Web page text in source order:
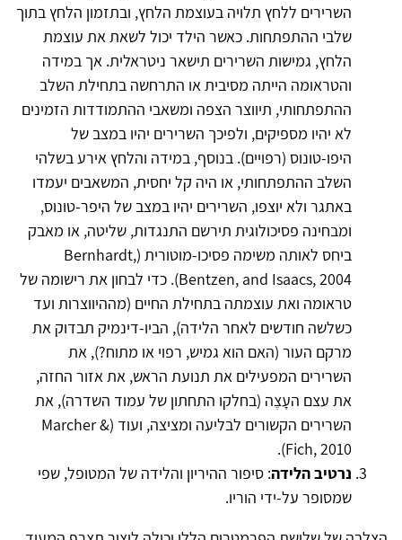
השרירים ללחץ תלויה בעוצמת הלחץ, ובתזמון הלחץ בתוך
שלבי ההתפתחות. כאשר הילד יכול לשאת את עוצמת
הלחץ, גמישות השרירים תישאר ניטראלית. אך במידה
והטראומה הייתה מסיבית או התרחשה בתחילת השלב
ההתפתחותי, תיווצר הצפה ומשאבי ההתמודדות הזמינים
לא יהיו מספיקים, ולפיכך השרירים יהיו במצב של
היפו-טונוס (רפויים). בנוסף, במידה והלחץ אירע בשלהי
השלב ההתפתחותי, או היה קל יחסית, המשאבים יעמדו
באתגר ולא יוצפו, השרירים יהיו במצב של היפר-טונוס,
ומבחינה פסיכולוגית תירשם התנגדות, שליטה, או מאבק
ביחס לאותה משימה פסיכו-מוטורית (Bernhardt,
Bentzen, and Isaacs, 2004). כדי לבחון את רישומה של
טראומה ואת עוצמתה בתחילת החיים (מההיווצרות ועד
כשלשה חודשים לאחר הלידה), הביו-דינמיק תבדוק את
מרקם העור (האם הוא גמיש, רפוי או מתוח?), את
השרירים המפעילים את תנועת הראש, את אזור החזה,
את עצם העָצֶה (בחלקו התחתון של עמוד השדרה), את
השרירים הקשורים לבליעה ומציצה, ועוד (Marcher &
Fich, 2010).
נרטיב הלידה: סיפור ההיריון והלידה של המטופל, שפי
שמסופר על-ידי הוריו.